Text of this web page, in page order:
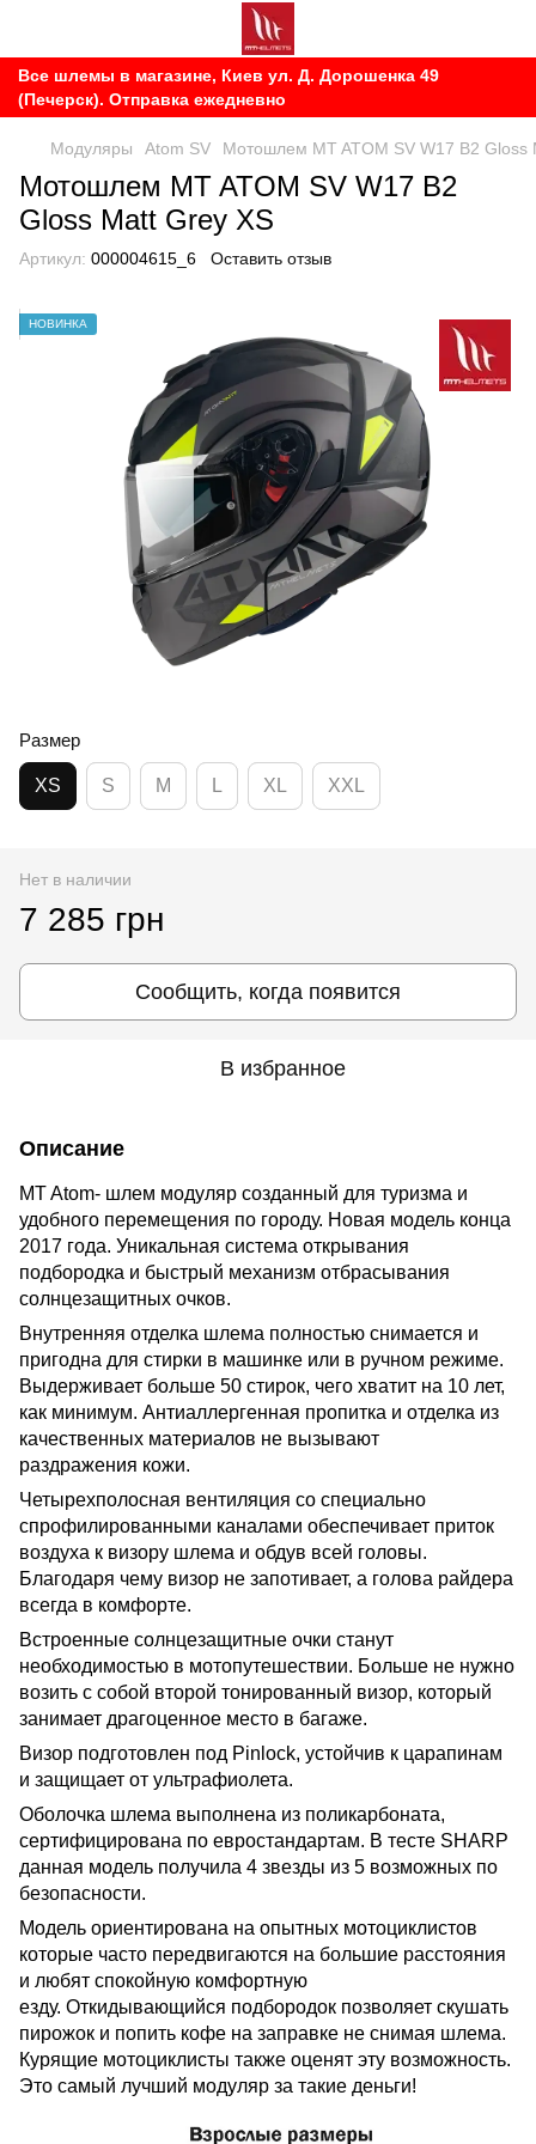
Все шлемы в магазине, Киев ул. Д. Дорошенка 49
(Печерск). Отправка ежедневно
Модуляры Atom SV Мотошлем MT ATOM SV W17 B2 Gloss
Мотошлем MT ATOM SV W17 B2
Gloss Matt Grey XS
Артикул: 000004615_6 Оставить отзыв
НОВИНКА
Размер
XS S M L XL XXL
Нет в наличии
7 285 грн
Сообщить, когда появится
В избранное
Описание
MT Atom- шлем модуляр созданный для туризма и
удобного перемещения по городу. Новая модель конца
2017 года. Уникальная система открывания
подбородка и быстрый механизм отбрасывания
солнцезащитных очков.
Внутренняя отделка шлема полностью снимается и
пригодна для стирки в машинке или в ручном режиме.
Выдерживает больше 50 стирок, чего хватит на 10 лет,
как минимум. Антиаллергенная пропитка и отделка из
качественных материалов не вызывают
раздражения кожи.
Четырехполосная вентиляция со специально
спрофилированными каналами обеспечивает приток
воздуха к визору шлема и обдув всей головы.
Благодаря чему визор не запотивает, а голова райдера
всегда в комфорте.
Встроенные солнцезащитные очки станут
необходимостью в мотопутешествии. Больше не нужно
возить с собой второй тонированный визор, который
занимает драгоценное место в багаже.
Визор подготовлен под Pinlock, устойчив к царапинам
и защищает от ультрафиолета.
Оболочка шлема выполнена из поликарбоната,
сертифицирована по евростандартам. В тесте SHARP
данная модель получила 4 звезды из 5 возможных по
безопасности.
Модель ориентирована на опытных мотоциклистов
которые часто передвигаются на большие расстояния
и любят спокойную комфортную
езду. Откидывающийся подбородок позволяет скушать
пирожок и попить кофе на заправке не снимая шлема.
Курящие мотоциклисты также оценят эту возможность.
Это самый лучший модуляр за такие деньги!